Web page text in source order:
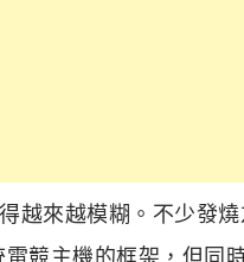
越來越模糊。不少發
競主機的框架，但同